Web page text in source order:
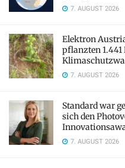
7. AUGUST 2026
Elektron
pflanzten
7. AUGUST 2026
Standard war
sich den
7. AUGUST 2026